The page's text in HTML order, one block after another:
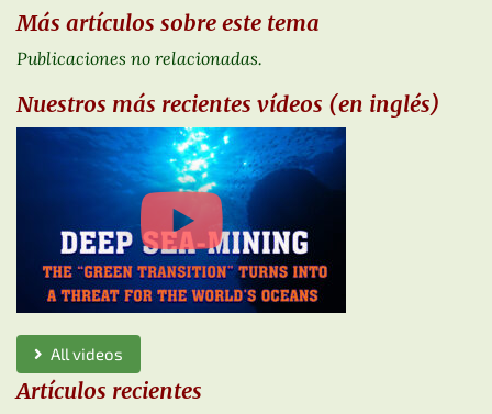
Más artículos sobre este tema
Publicaciones no relacionadas.
Nuestros más recientes vídeos (en inglés)
All videos
Artículos recientes